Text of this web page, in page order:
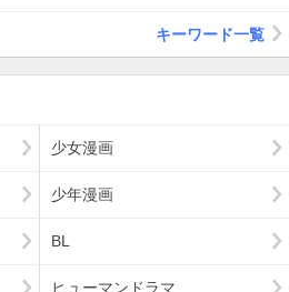
キーワード一覧
少女漫画
少年漫画
BL
ヒューマンドラマ